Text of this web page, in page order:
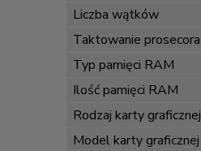
Liczba wątków
Taktowanie prosecora
Typ pamięci RAM
Ilość pamięci RAM
Rodzaj karty graficznej
Model karty graficznej